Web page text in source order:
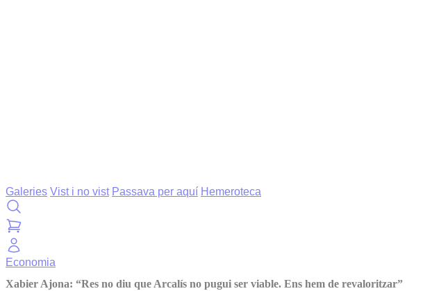
Galeries Vist i no vist Passava per aquí Hemeroteca
Economia
Xabier Ajona: “Res no diu que Arcalís no pugui ser viable. Ens hem de revaloritzar”